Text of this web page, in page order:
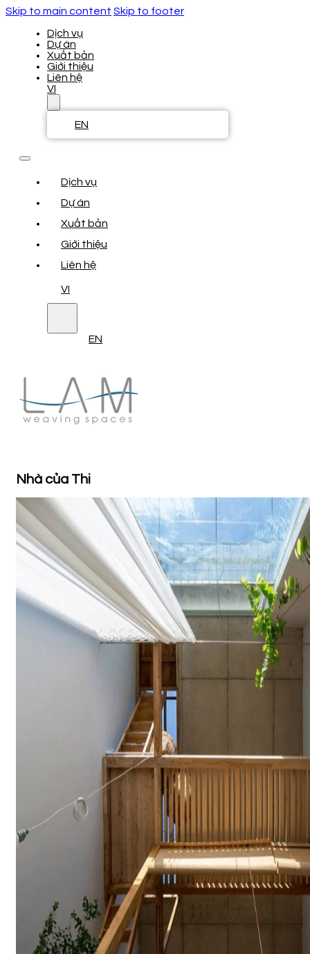
Skip to main content Skip to footer
Dịch vụ
Dự án
Xuất bản
Giới thiệu
Liên hệ
VI
EN
Dịch vụ
Dự án
Xuất bản
Giới thiệu
Liên hệ
VI
EN
Nhà của Thi